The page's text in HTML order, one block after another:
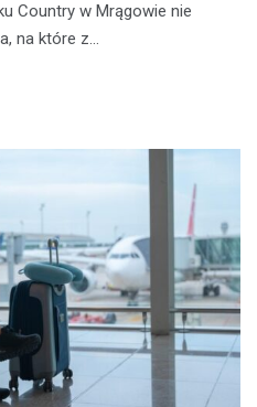
Country w Mrągowie nie
na które z…